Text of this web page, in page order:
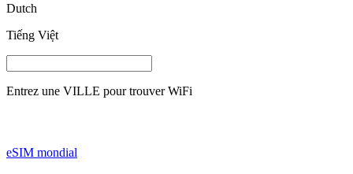
Dutch
Tiếng Việt
Entrez une VILLE pour trouver WiFi
eSIM mondial